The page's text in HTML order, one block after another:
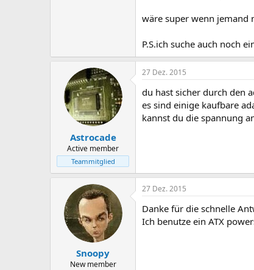
wäre super wenn jemand
P.S.ich suche auch noch
Astrocade
Active member
Teammitglied
27 Dez. 2015
du hast sicher durch den
es sind einige kaufbare
kannst du die spannung
Snoopy
New member
27 Dez. 2015
Danke für die schnelle
Ich benutze ein ATX